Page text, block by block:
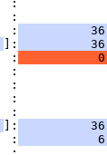
:
:
:
]:
:
:
:
:
:
]:
: